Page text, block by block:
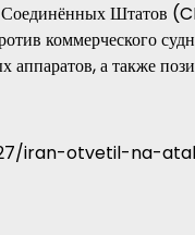
Штатов
коммерческого
аппаратов, а также
iran-otvetil-na-